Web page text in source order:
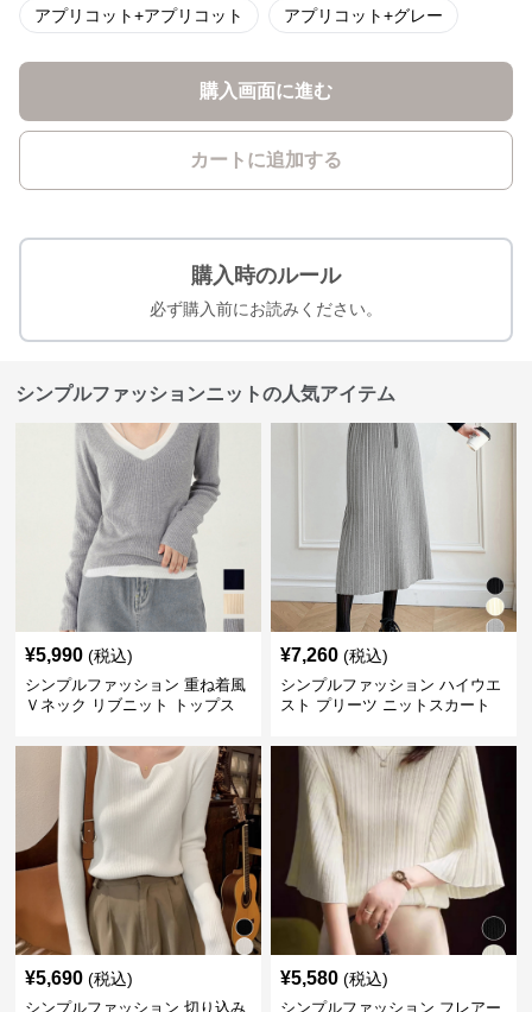
アプリコット+アプリコット アプリコット+グレー
購入画面に進む
カートに追加する
購入時のルール
必ず購入前にお読みください。
シンプルファッションニットの人気アイテム
¥5,990 (税込)
シンプルファッション 重ね着風
Ｖネック リブニット トップス
¥7,260 (税込)
シンプルファッション ハイウエ
スト プリーツ ニットスカート
¥5,690 (税込)
シンプルファッション 切り込み
¥5,580 (税込)
シンプルファッション フレアー